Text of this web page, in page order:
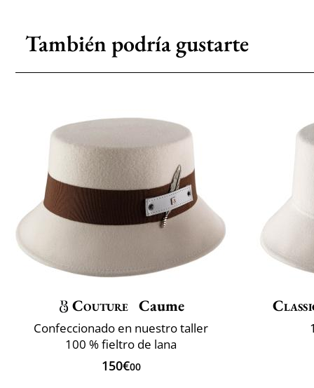
También podría gustarte
Couture Caume
Confeccionado en nuestro taller
100 % fieltro de lana
150€00